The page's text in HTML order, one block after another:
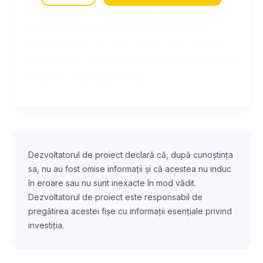
Dezvoltatorul de proiect declară că, după cunoștința
sa, nu au fost omise informații și că acestea nu induc
în eroare sau nu sunt inexacte în mod vădit.
Dezvoltatorul de proiect este responsabil de
pregătirea acestei fișe cu informații esențiale privind
investiția.